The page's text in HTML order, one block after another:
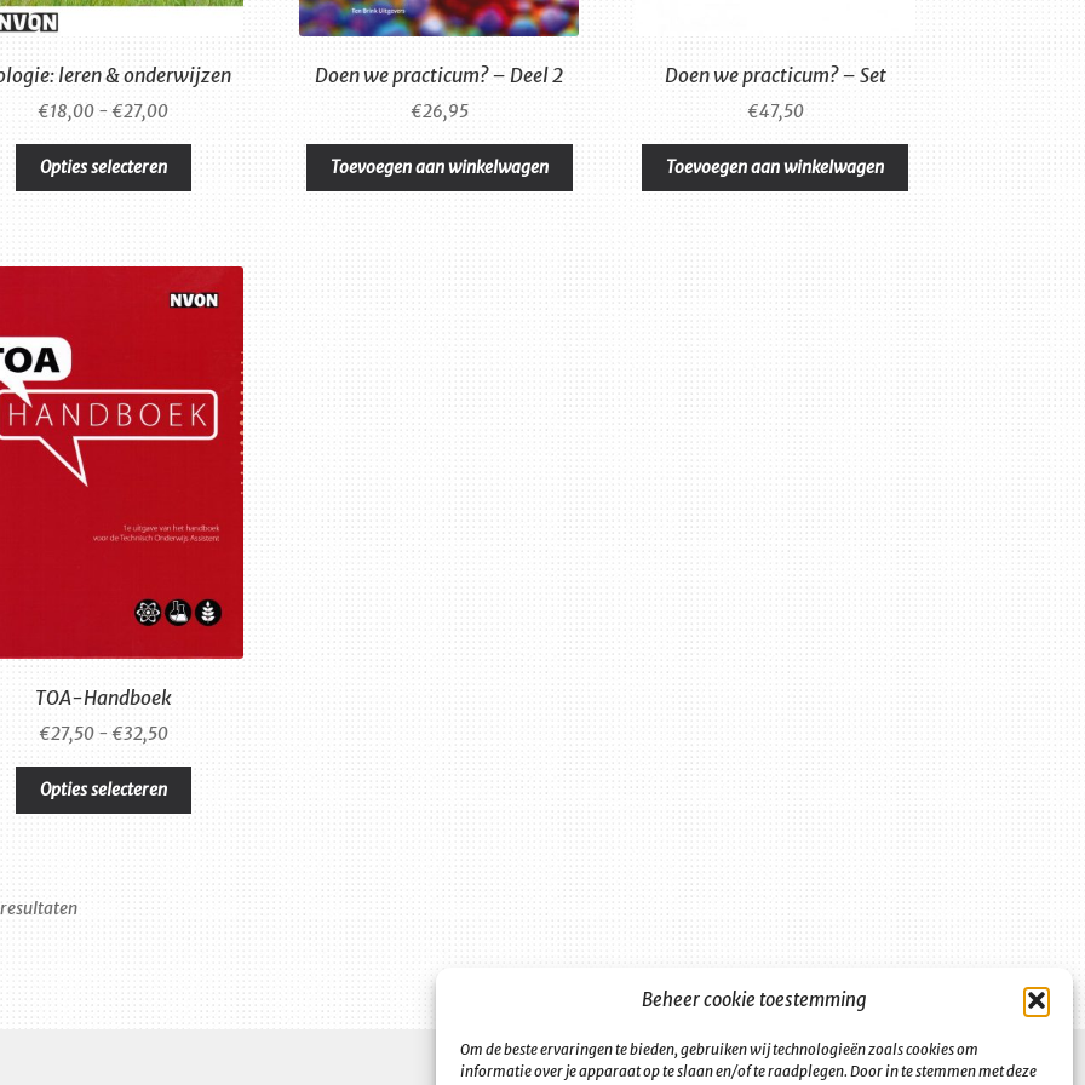
Beheer cookie toestemming
Om de beste ervaringen te bieden, gebruiken wij technologieën zoals cookies om
informatie over je apparaat op te slaan en/of te raadplegen. Door in te stemmen met deze
leren & onderwijzen
€18,00 - €27,00Prijsklasse:
€27,00
Opties selecteren
Dit
variaties.
Deze
optie
gekozen
worden
op
productpagina
Doen we practicum? – Deel 2
€26,95
Toevoegen aan winkelwagen
Doen we practicum? – Set
€47,50
Toevoegen aan winkelwagen
TOA-Handboek
€27,50 - €32,50Prijsklasse:
€27,50
tot
€32,50
Opties selecteren
Dit
variaties.
worden
Gesorteerd